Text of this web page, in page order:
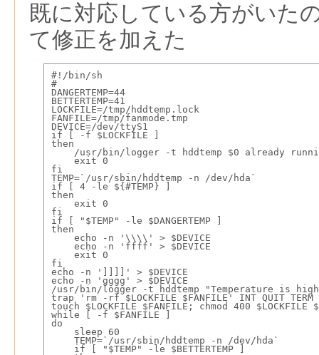
既に対応している方がいた
て修正を加えた
#!/bin/sh
#
DANGERTEMP=44
BETTERTEMP=41
LOCKFILE=/tmp/hddtemp.lock
FANFILE=/tmp/fanmode.tmp
DEVICE=/dev/ttyS1
if [ -f $LOCKFILE ]
then
/usr/bin/logger -t hddtemp $0 already
exit 0
fi
TEMP=`/usr/sbin/hddtemp -n /dev/hda`
if [ 4 -le ${#TEMP} ]
then
exit 0
fi
if [ "$TEMP" -le $DANGERTEMP ]
then
echo -n '\\\\' > $DEVICE
echo -n 'ffff' > $DEVICE
exit 0
fi
echo -n ']]]]' > $DEVICE
echo -n 'gggg' > $DEVICE
/usr/bin/logger -t hddtemp "Temperature is
trap 'rm -rf $LOCKFILE $FANFILE' INT QUIT TERM
touch $LOCKFILE $FANFILE; chmod 400 $LOCKFILE
while [ -f $FANFILE ]
do
sleep 60
TEMP=`/usr/sbin/hddtemp -n /dev/hda`
if [ "$TEMP" -le $BETTERTEMP ]